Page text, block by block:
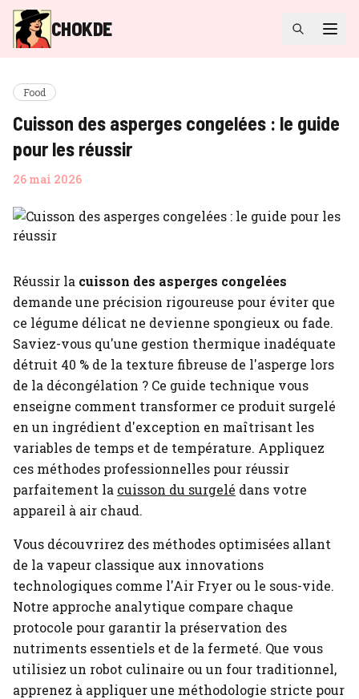
CHOKDE
Food
Cuisson des asperges congelées : le guide
pour les réussir
26 mai 2026
Réussir la cuisson des asperges congelées
demande une précision rigoureuse pour éviter que
ce légume délicat ne devienne spongieux ou fade.
Saviez-vous qu'une gestion thermique inadéquate
détruit 40 % de la texture fibreuse de l'asperge lors
de la décongélation ? Ce guide technique vous
enseigne comment transformer ce produit surgelé
en un ingrédient d'exception en maîtrisant les
variables de temps et de température. Appliquez
ces méthodes professionnelles pour réussir
parfaitement la cuisson du surgelé dans votre
appareil à air chaud.
Vous découvrirez des méthodes optimisées allant
de la vapeur classique aux innovations
technologiques comme l'Air Fryer ou le sous-vide.
Notre approche analytique compare chaque
protocole pour garantir la préservation des
nutriments essentiels et de la fermeté. Que vous
utilisiez un robot culinaire ou un four traditionnel,
apprenez à appliquer une méthodologie stricte pour